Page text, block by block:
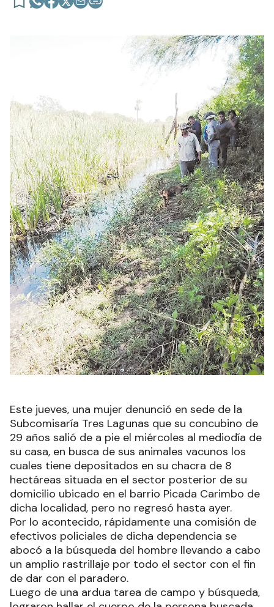
Este jueves, una mujer denunció en sede de la
Subcomisaría Tres Lagunas que su concubino de
29 años salió de a pie el miércoles al mediodía de
su casa, en busca de sus animales vacunos los
cuales tiene depositados en su chacra de 8
hectáreas situada en el sector posterior de su
domicilio ubicado en el barrio Picada Carimbo de
dicha localidad, pero no regresó hasta ayer.
Por lo acontecido, rápidamente una comisión de
efectivos policiales de dicha dependencia se
abocó a la búsqueda del hombre llevando a cabo
un amplio rastrillaje por todo el sector con el fin
de dar con el paradero.
Luego de una ardua tarea de campo y búsqueda,